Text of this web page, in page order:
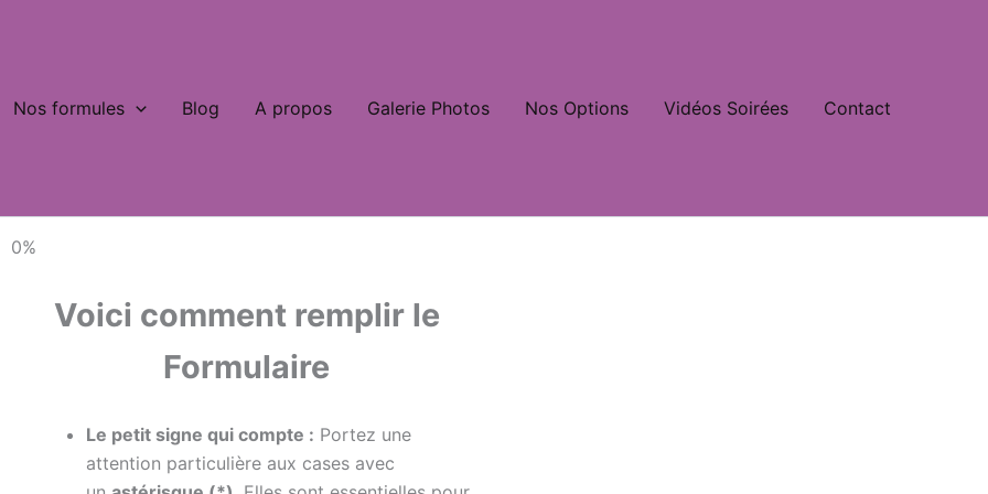
Nos formules Blog A propos Galerie Photos Nos Options Vidéos Soirées Contact
0%
Voici comment remplir le
Formulaire
Le petit signe qui compte : Portez une
attention particulière aux cases avec